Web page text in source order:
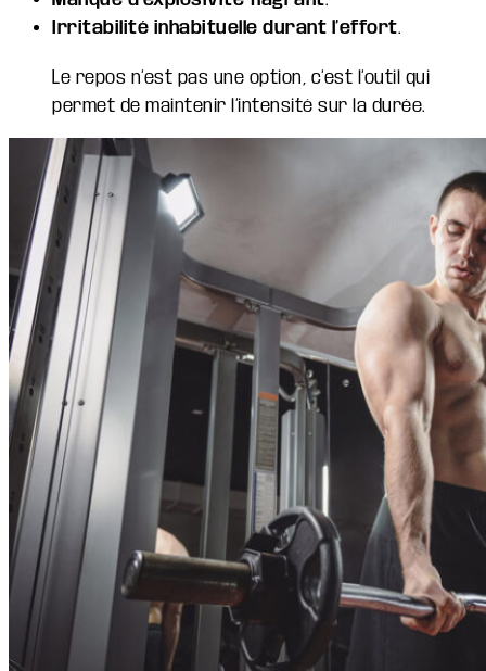
Irritabilité inhabituelle durant l’effort.
Le repos n’est pas une option, c’est l’outil qui
permet de maintenir l’intensité sur la durée.